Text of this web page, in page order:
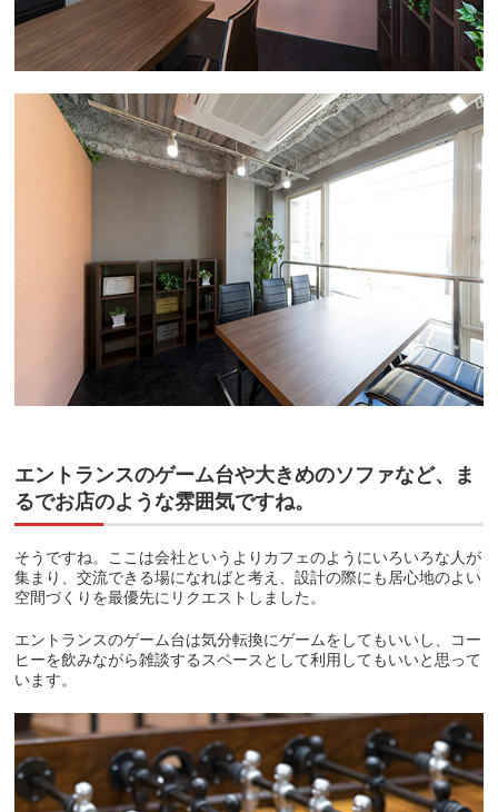
エントランスのゲーム台や大きめのソファなど、ま
るでお店のような雰囲気ですね。
そうですね。ここは会社というよりカフェのようにいろいろな人が
集まり、交流できる場になればと考え、設計の際にも居心地のよい
空間づくりを最優先にリクエストしました。
エントランスのゲーム台は気分転換にゲームをしてもいいし、コー
ヒーを飲みながら雑談するスペースとして利用してもいいと思って
います。